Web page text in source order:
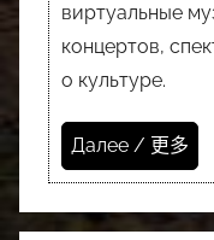
виртуальные
концертов,
о культуре.
Далее / 更多